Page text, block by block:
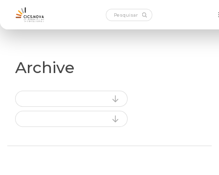
Archive